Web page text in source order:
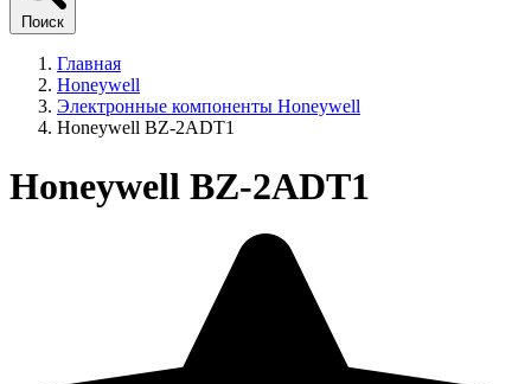
Поиск
Главная
Honeywell
Электронные компоненты Honeywell
Honeywell BZ-2ADT1
Honeywell BZ-2ADT1